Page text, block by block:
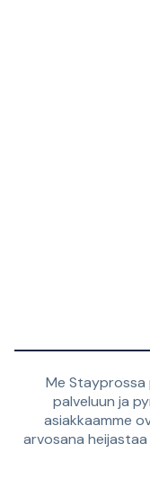
Me Stayprossa
palveluun ja
asiakkaamme
arvosana